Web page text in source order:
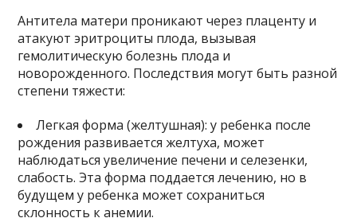
Антитела матери проникают через плаценту и
атакуют эритроциты плода, вызывая
гемолитическую болезнь плода и
новорожденного. Последствия могут быть разной
степени тяжести:
Легкая форма (желтушная): у ребенка после
рождения развивается желтуха, может
наблюдаться увеличение печени и селезенки,
слабость. Эта форма поддается лечению, но в
будущем у ребенка может сохраниться
склонность к анемии.